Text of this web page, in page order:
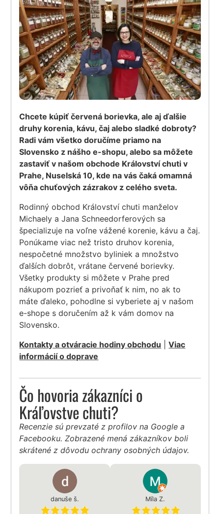
Chcete kúpiť červená borievka, ale aj ďalšie
druhy korenia, kávu, čaj alebo sladké dobroty?
Radi vám všetko doručíme priamo na
Slovensko z nášho e-shopu, alebo sa môžete
zastaviť v našom obchode Království chuti v
Prahe, Nuselská 10, kde na vás čaká omamná
vôňa chuťových zázrakov z celého sveta.
Rodinný obchod Království chuti manželov
Michaely a Jana Schneedorferových sa
špecializuje na voľne vážené korenie, kávu a čaj.
Ponúkame viac než tristo druhov korenia,
nespočetné množstvo byliniek a množstvo
ďalších dobrôt, vrátane červené borievky.
Všetky produkty si môžete v Prahe pred
nákupom pozrieť a privoňať k nim, no ak to
máte ďaleko, pohodlne si vyberiete aj v našom
e-shope s doručením až k vám domov na
Slovensko.
Kontakty a otváracie hodiny obchodu |Viac
informácií o doprave
Čo hovoria zákazníci o
Kráľovstve chuti?
Recenzie sú prevzaté z profilov na Google a
Facebooku. Zobrazené mená zákazníkov boli
skrátené z dôvodu ochrany osobných údajov.
danuše š. Míla Z.